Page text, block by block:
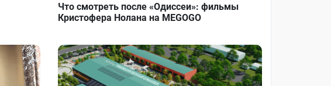
Что смотреть после «Одиссеи»: фильмы
Кристофера Нолана на MEGOGO